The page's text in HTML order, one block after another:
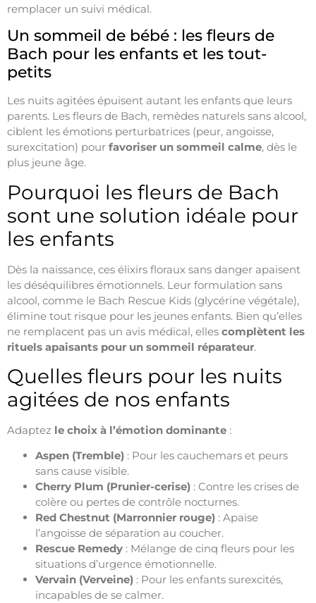
remplacer un suivi médical.
Un sommeil de bébé : les fleurs de
Bach pour les enfants et les tout-
petits
Les nuits agitées épuisent autant les enfants que leurs
parents. Les fleurs de Bach, remèdes naturels sans alcool,
ciblent les émotions perturbatrices (peur, angoisse,
surexcitation) pour favoriser un sommeil calme, dès le
plus jeune âge.
Pourquoi les fleurs de Bach
sont une solution idéale pour
les enfants
Dès la naissance, ces élixirs floraux sans danger apaisent
les déséquilibres émotionnels. Leur formulation sans
alcool, comme le Bach Rescue Kids (glycérine végétale),
élimine tout risque pour les jeunes enfants. Bien qu’elles
ne remplacent pas un avis médical, elles complètent les
rituels apaisants pour un sommeil réparateur.
Quelles fleurs pour les nuits
agitées de nos enfants
Adaptez le choix à l’émotion dominante :
Aspen (Tremble) : Pour les cauchemars et peurs
sans cause visible.
Cherry Plum (Prunier-cerise) : Contre les crises de
colère ou pertes de contrôle nocturnes.
Red Chestnut (Marronnier rouge) : Apaise
l’angoisse de séparation au coucher.
Rescue Remedy : Mélange de cinq fleurs pour les
situations d’urgence émotionnelle.
Vervain (Verveine) : Pour les enfants surexcités,
incapables de se calmer.